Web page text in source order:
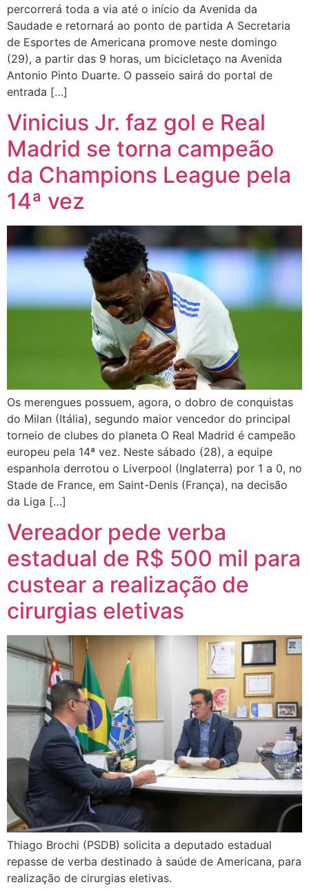
percorrerá toda a via até o início da Avenida da
Saudade e retornará ao ponto de partida A Secretaria
de Esportes de Americana promove neste domingo
(29), a partir das 9 horas, um bicicletaço na Avenida
Antonio Pinto Duarte. O passeio sairá do portal de
entrada […]
Vinicius Jr. faz gol e Real
Madrid se torna campeão
da Champions League pela
14ª vez
Os merengues possuem, agora, o dobro de conquistas
do Milan (Itália), segundo maior vencedor do principal
torneio de clubes do planeta O Real Madrid é campeão
europeu pela 14ª vez. Neste sábado (28), a equipe
espanhola derrotou o Liverpool (Inglaterra) por 1 a 0, no
Stade de France, em Saint-Denis (França), na decisão
da Liga […]
Vereador pede verba
estadual de R$ 500 mil para
custear a realização de
cirurgias eletivas
Thiago Brochi (PSDB) solicita a deputado estadual
repasse de verba destinado à saúde de Americana, para
realização de cirurgias eletivas.